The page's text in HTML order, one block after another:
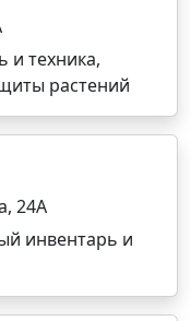
и техника,
растений
24А
инвентарь и